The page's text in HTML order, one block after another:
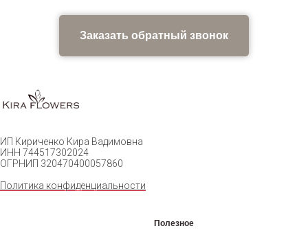
Заказать обратный звонок
ИП Кириченко Кира Вадимовна
ИНН 744517302024
ОГРНИП 320470400057860
Политика конфиденциальности
Полезное